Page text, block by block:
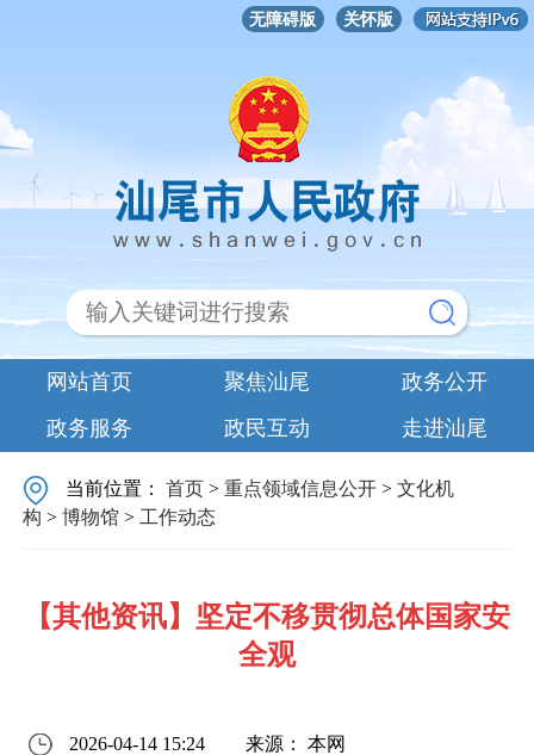
无障碍版 关怀版
网站首页 聚焦汕尾
政务公开
政务服务
政民互动 走进汕尾
当前位置：首页 >重点领域信息公开 >文化机
构 >博物馆 > 工作动态
【其他资讯】坚定不移贯彻总体国家安
全观
2026-04-14 15:24 来源： 本网